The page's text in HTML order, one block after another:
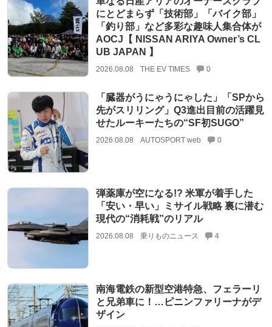
にとどまらず「技術部」「バイク部」
「釣り部」など多彩な趣味人集合体が
AOCJ【 NISSAN ARIYA Owner’s CL
UB JAPAN 】
2026.08.08 THE EV TIMES 0
「臓器がうにゃうにゃした」「SPから
先がスリリング」Q3進出目前の活躍見
せたルーキーたちの“SF初SUGO”
2026.08.08 AUTOSPORT web 0
弾薬庫が空になる!? 米軍が着手した
「安い・早い」ミサイル戦略 裏に潜む
現代の“消耗戦”のリアル
2026.08.08 乗りものニュース 4
南海電鉄の新型空港特急、フェラーリ
と兄弟車に！…ピニンファリーナがデ
ザイン